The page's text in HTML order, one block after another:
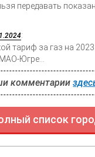
передавать
:
тариф за газ на
Югре...
комментарии
список